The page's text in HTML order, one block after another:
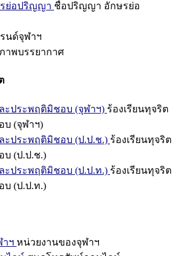
ย่อปริญญา ชื่อปริญญา อักษรย่อ
นด์จุฬาฯ
าพบรรยากาศ
ะประพฤติมิชอบ (จุฬาฯ) ร้องเรียนทุจริต
บ (จุฬาฯ)
ะประพฤติมิชอบ (ป.ป.ช.) ร้องเรียนทุจริต
บ (ป.ป.ช.)
ะประพฤติมิชอบ (ป.ป.ท.) ร้องเรียนทุจริต
บ (ป.ป.ท.)
ฯ หน่วยงานของจุฬาฯ